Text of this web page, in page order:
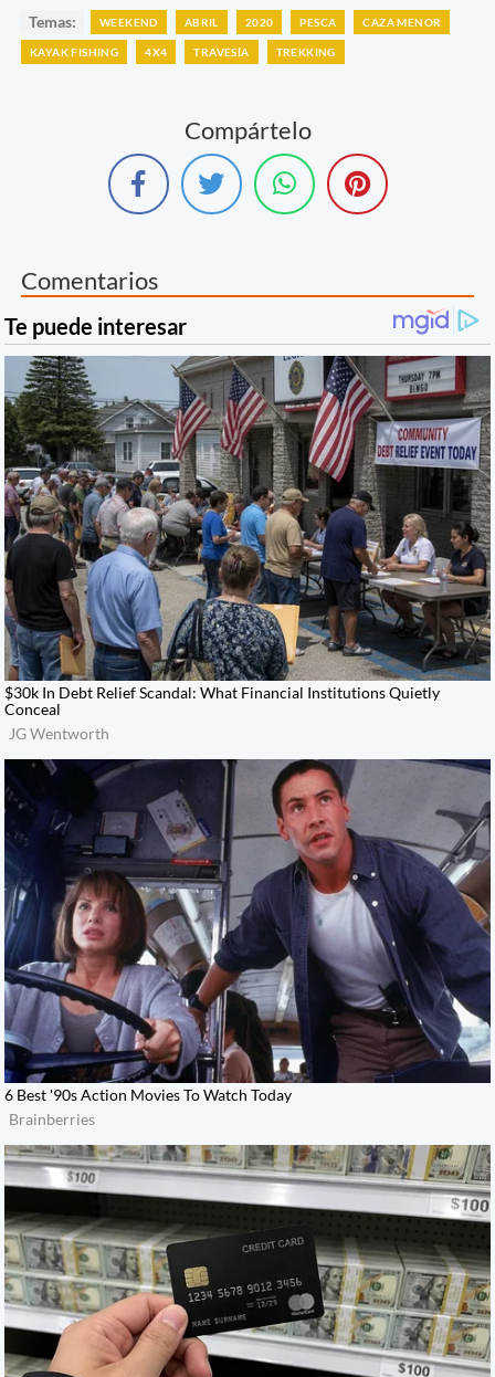
Temas: WEEKEND ABRIL 2020 PESCA CAZA MENOR
KAYAK FISHING 4X4 TRAVESÍA TREKKING
Compártelo
Comentarios